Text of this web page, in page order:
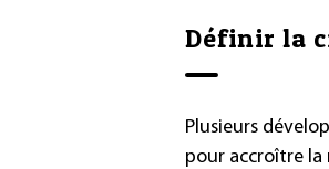
Définir la
Plusieurs
pour accroître la